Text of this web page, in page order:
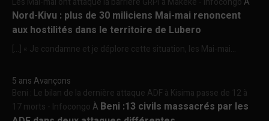
Nord-Kivu : plus de 30 miliciens Mai-mai renoncent
aux hostilités dans le territoire de Lubero
[…] « Je condamne et je déplore cette situation, les Mai-mai...
5 ans Avançons
Beni : Le bilan de la dernière attaque ADF à Kisima passe de 12 à
17 morts - InfocongoÀ Beni :13 civils massacrés par les